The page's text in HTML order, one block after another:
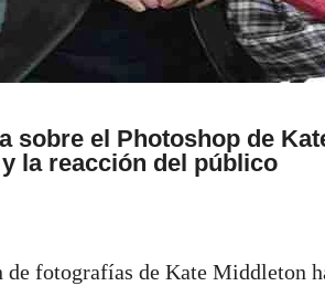
sobre el Photoshop de
la reacción del público
fotografías de Kate Middleton